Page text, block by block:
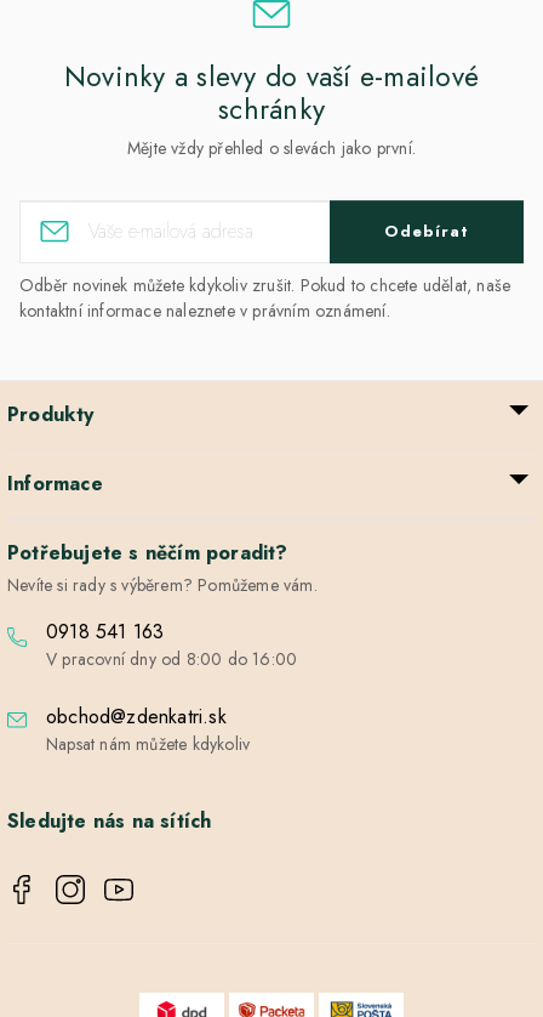
Novinky a slevy do vaší e-mailové
schránky
Mějte vždy přehled o slevách jako první.
Odebírat
Odběr novinek můžete kdykoliv zrušit. Pokud to chcete udělat, naše
kontaktní informace naleznete v právním oznámení.
Produkty
Informace
Potřebujete s něčím poradit?
Nevíte si rady s výběrem? Pomůžeme vám.
0918 541 163
V pracovní dny od 8:00 do 16:00
obchod@zdenkatri.sk
Napsat nám můžete kdykoliv
Sledujte nás na sítích